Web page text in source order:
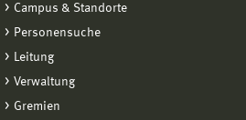
Campus & Standorte
Personensuche
Leitung
Verwaltung
Gremien